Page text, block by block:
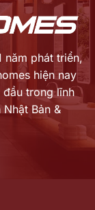
năm phát triển,
hiện nay
trong lĩnh
Bản &